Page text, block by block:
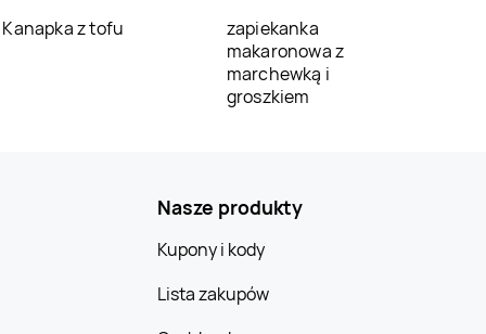
Kanapka z tofu
zapiekanka
makaronowa z
marchewką i
groszkiem
Nasze produkty
Kupony i kody
Lista zakupów